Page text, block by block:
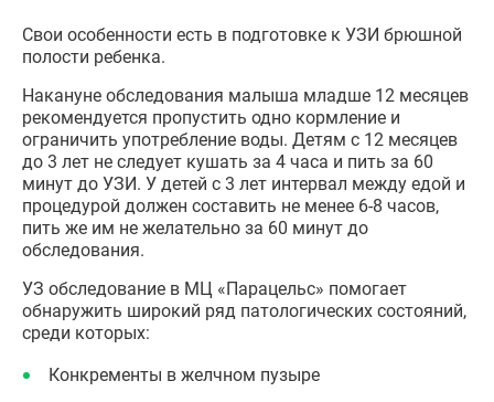
Свои особенности есть в подготовке к УЗИ брюшной
полости ребенка.
Накануне обследования малыша младше 12 месяцев
рекомендуется пропустить одно кормление и
ограничить употребление воды. Детям с 12 месяцев
до 3 лет не следует кушать за 4 часа и пить за 60
минут до УЗИ. У детей с 3 лет интервал между едой и
процедурой должен составить не менее 6-8 часов,
пить же им не желательно за 60 минут до
обследования.
УЗ обследование в МЦ «Парацельс» помогает
обнаружить широкий ряд патологических состояний,
среди которых:
Конкременты в желчном пузыре